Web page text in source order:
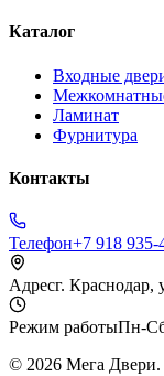
Каталог
Входные
Ламинат
Фурнитура
Контакты
Телефон+7 918 935-
Адресг. Краснодар,
Режим работыПн-
© 2026 Мега